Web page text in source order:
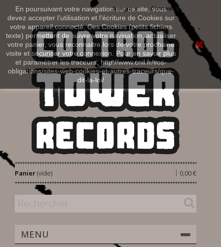
En poursuivant votre navigation sur ce site, vous
devez accepter l’utilisation et l'écriture de Cookies sur
votre appareil connecté. Ces Cookies (petits fichiers
texte) permettent de suivre votre navigation, actualiser
votre panier, vous reconnaitre lors de votre prochaine
visite et sécuriser votre connexion. Pour en savoir plus
et paramétrer les traceurs: http://www.cnil.fr/vos-
obligations/sites-web-cookies-et-autres-traceurs/que-
dit-la-loi/
Connexion
Français
Panier 0,00 €
|
(vide)
MENU